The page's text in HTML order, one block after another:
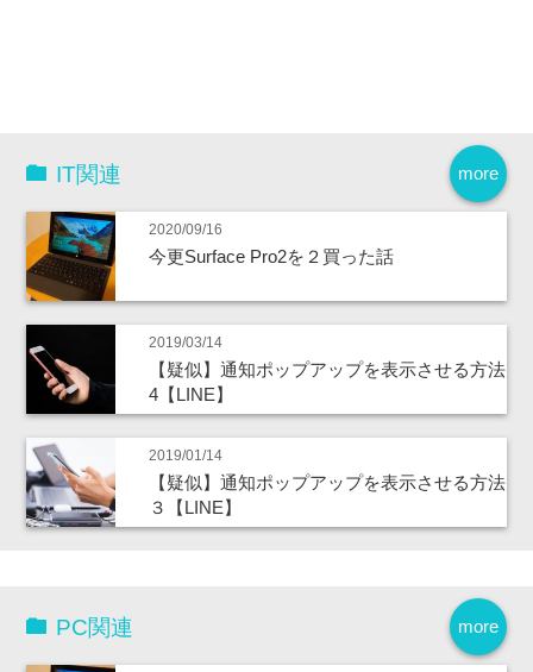
more
IT関連
2020/09/16
今更Surface Pro2を２買った話
2019/03/14
【疑似】通知ポップアップを表示させる方法
4【LINE】
2019/01/14
【疑似】通知ポップアップを表示させる方法
３【LINE】
more
PC関連